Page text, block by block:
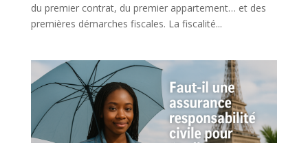
du premier contrat, du premier appartement… et des
premières démarches fiscales. La fiscalité...